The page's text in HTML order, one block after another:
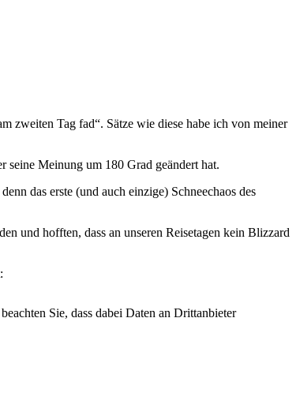
zweiten Tag fad“. Sätze wie diese habe ich von meiner
seine Meinung um 180 Grad geändert hat.
das erste (und auch einzige) Schneechaos des
und hofften, dass an unseren Reisetagen kein Blizzard
Sie, dass dabei Daten an Drittanbieter